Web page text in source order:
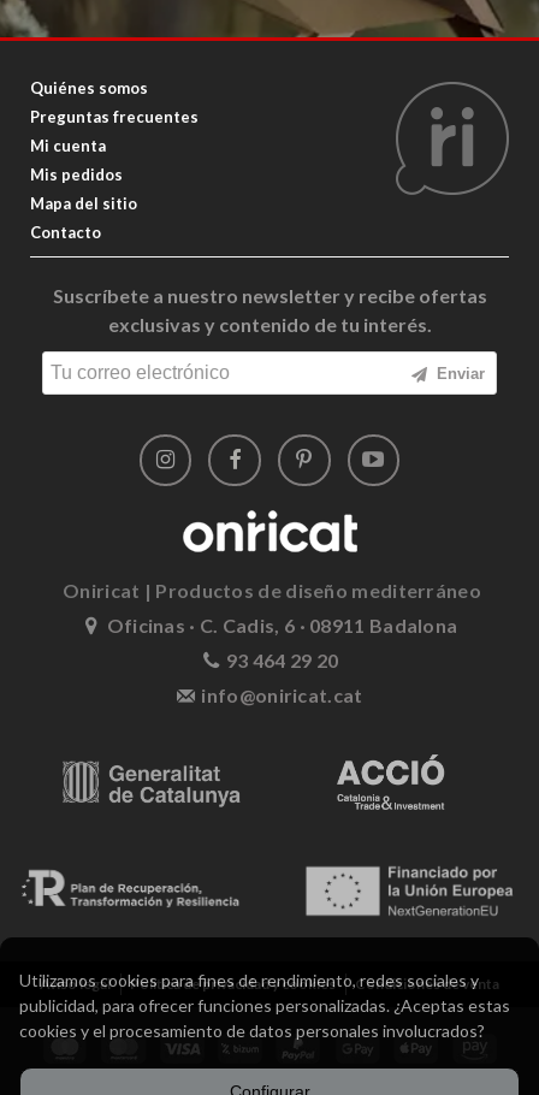
Quiénes somos
Preguntas frecuentes
Mi cuenta
Mis pedidos
Mapa del sitio
Contacto
Suscríbete a nuestro newsletter y recibe ofertas
exclusivas y contenido de tu interés.
Enviar
Oniricat | Productos de diseño mediterráneo
Oficinas · C. Cadis, 6 · 08911 Badalona
93 464 29 20
info@oniricat.cat
Aviso legal Política de privacidad y cookies Condiciones de venta
Utilizamos cookies para fines de rendimiento, redes sociales y
publicidad, para ofrecer funciones personalizadas. ¿Aceptas estas
cookies y el procesamiento de datos personales involucrados?